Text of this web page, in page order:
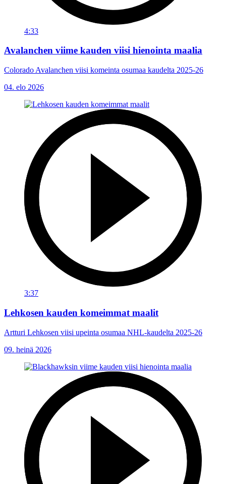
4:33
Avalanchen viime kauden viisi hienointa maalia
Colorado Avalanchen viisi komeinta osumaa kaudelta 2025-26
04. elo 2026
3:37
Lehkosen kauden komeimmat maalit
Artturi Lehkosen viisi upeinta osumaa NHL-kaudelta 2025-26
09. heinä 2026